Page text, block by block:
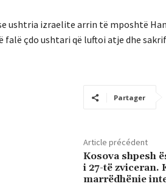
ushtria izraelite arrin të mposhtë
falë çdo ushtari që luftoi atje dhe
Partager
Article précédent
Kosova shpesh
i 27-të zviceran.
marrëdhënie